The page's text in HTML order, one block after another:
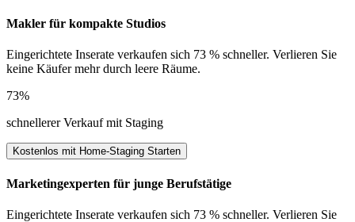
Makler für kompakte Studios
Eingerichtete Inserate verkaufen sich 73 % schneller. Verlieren Sie
keine Käufer mehr durch leere Räume.
73%
schnellerer Verkauf mit Staging
Kostenlos mit Home-Staging Starten
Marketingexperten für junge Berufstätige
Eingerichtete Inserate verkaufen sich 73 % schneller. Verlieren Sie